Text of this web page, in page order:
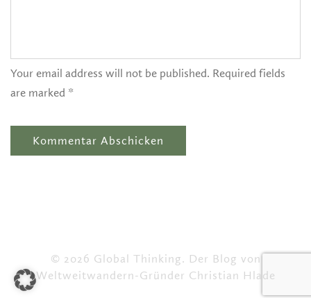
Your email address will not be published. Required fields
are marked *
© 2026 Global Thinking. Der Blog von
Weltweitwandern-Gründer Christian Hlade